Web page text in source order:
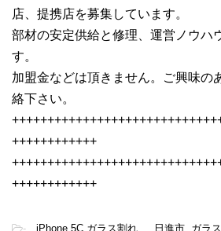
店、提携店を募集しています。
部材の安定供給と修理、運営ノウハ
す。
加盟金などは頂きません。ご興味の
絡下さい。
++++++++++++
++++++++++++
- iPhone 5C ガラス割れ 日進市 ガラ